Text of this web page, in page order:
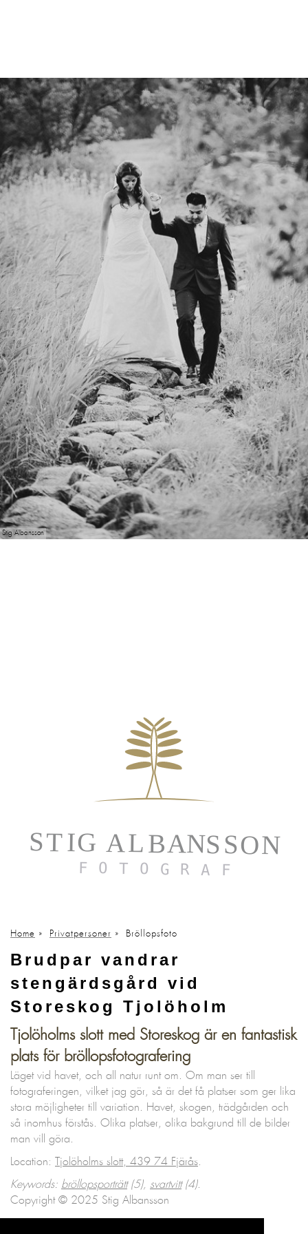
Stig Albansson
Home » Privatpersoner » Bröllopsfoto
Brudpar vandrar
stengärdsgård vid
Storeskog Tjolöholm
Tjolöholms slott med Storeskog är en fantastisk
plats för bröllopsfotografering
Läget vid havet, och all natur runt om. Om man ser till
fotograferingen, vilket jag gör, så är det få platser som ger lika
stora möjligheter till variation. Havet, skogen, trädgården och
så inomhus förstås. Olika platser, olika bakgrund till de bilder
man vill göra.
Location:
Tjolöholms slott, 439 74 Fjärås.
Keywords: bröllopsporträtt(5), svartvitt(4).
Copyright © 2025 Stig Albansson